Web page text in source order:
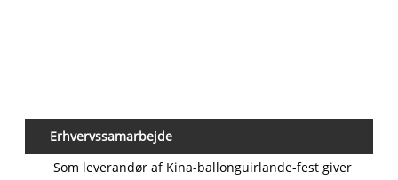
Erhvervssamarbejde
Som leverandør af Kina-ballonguirlande-fest giver